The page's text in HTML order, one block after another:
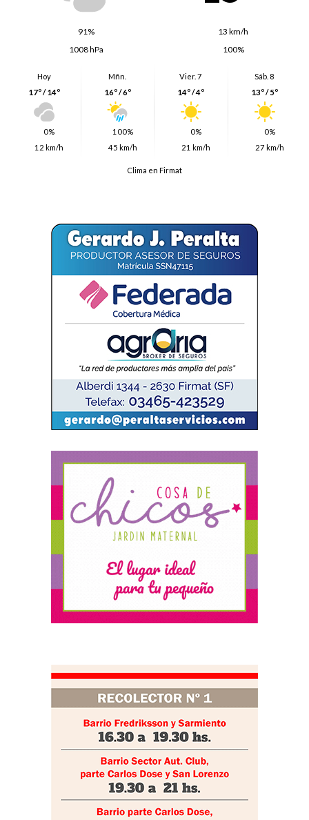
91%
13 km/h
1008 hPa
100%
Hoy
17º / 14º
0%
12 km/h
Mñn.
16º / 6º
100%
45 km/h
Vier. 7
14º / 4º
0%
21 km/h
Sáb. 8
13º / 5º
0%
27 km/h
Clima en Firmat